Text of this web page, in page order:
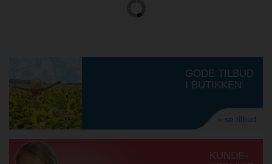
GODE TILBUD
I BUTIKKEN
» se tilbud
KUNDE-